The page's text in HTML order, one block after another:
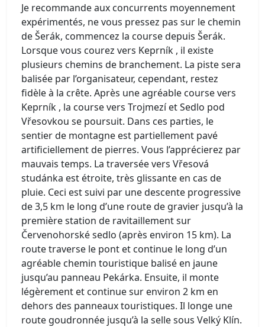
Je recommande aux concurrents moyennement
expérimentés, ne vous pressez pas sur le chemin
de Šerák, commencez la course depuis Šerák.
Lorsque vous courez vers Keprník , il existe
plusieurs chemins de branchement. La piste sera
balisée par l’organisateur, cependant, restez
fidèle à la crête. Après une agréable course vers
Keprník , la course vers Trojmezí et Sedlo pod
Vřesovkou se poursuit. Dans ces parties, le
sentier de montagne est partiellement pavé
artificiellement de pierres. Vous l’apprécierez par
mauvais temps. La traversée vers Vřesová
studánka est étroite, très glissante en cas de
pluie. Ceci est suivi par une descente progressive
de 3,5 km le long d’une route de gravier jusqu’à la
première station de ravitaillement sur
Červenohorské sedlo (après environ 15 km). La
route traverse le pont et continue le long d’un
agréable chemin touristique balisé en jaune
jusqu’au panneau Pekárka. Ensuite, il monte
légèrement et continue sur environ 2 km en
dehors des panneaux touristiques. Il longe une
route goudronnée jusqu’à la selle sous Velký Klín.